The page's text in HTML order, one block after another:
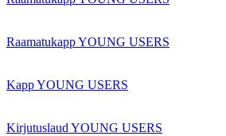
Raamatukapp YOUNG USERS
Kapp YOUNG USERS
Kirjutuslaud YOUNG USERS